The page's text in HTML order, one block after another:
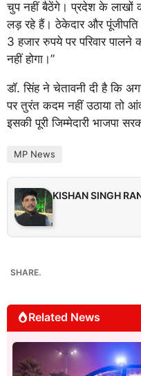
चुप नहीं बैठेंगे। प्रदेश के लाखों
लड़ रहे हैं। ठेकेदार और पूंजीपति
3 हजार रुपये पर परिवार पालने
नहीं होगा।”
डॉ. सिंह ने चेतावनी दी है कि
पर तुरंत कदम नहीं उठाया तो
इसकी पूरी जिम्मेदारी भाजपा
MP News
KISHAN SINGH
SHARE.
Related News